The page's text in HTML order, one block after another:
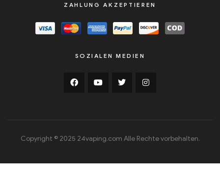
ZAHLUNG AKZEPTIEREN
SOZIALEN MEDIEN
Copyright © 2025 24vaping.com Alle Rechte vorbehalten.